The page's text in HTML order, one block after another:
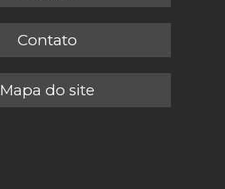
Contato
Mapa do site